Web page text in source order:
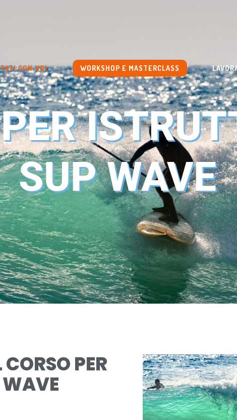
CON NOI WORKSHOP E MASTERCLASS
SUP WAVE
PER
WAVE